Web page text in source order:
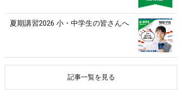
夏期講習2026 小・中学生の皆さんへ
記事一覧を見る